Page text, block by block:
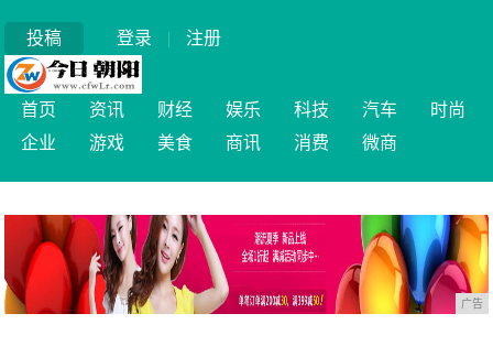
投稿 登录 | 注册
首页 资讯 财经 娱乐 科技 汽车
时尚
企业
游戏 美食 商讯 消费 微商
广告